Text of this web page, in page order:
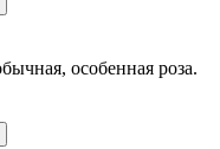
особенная роза.